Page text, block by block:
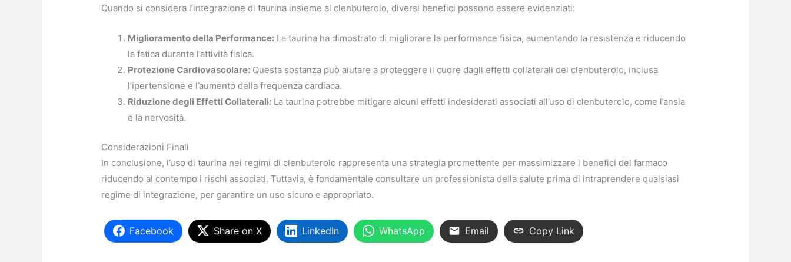
Quando si considera l’integrazione di taurina insieme al clenbuterolo, diversi benefici possono essere evidenziati:
Miglioramento della Performance: La taurina ha dimostrato di migliorare la performance fisica, aumentando la resistenza e riducendo
la fatica durante l’attività fisica.
Protezione Cardiovascolare: Questa sostanza può aiutare a proteggere il cuore dagli effetti collaterali del clenbuterolo, inclusa
l’ipertensione e l’aumento della frequenza cardiaca.
Riduzione degli Effetti Collaterali: La taurina potrebbe mitigare alcuni effetti indesiderati associati all’uso di clenbuterolo, come l’ansia
e la nervosità.
Considerazioni Finali
In conclusione, l’uso di taurina nei regimi di clenbuterolo rappresenta una strategia promettente per massimizzare i benefici del farmaco
riducendo al contempo i rischi associati. Tuttavia, è fondamentale consultare un professionista della salute prima di intraprendere qualsiasi
regime di integrazione, per garantire un uso sicuro e appropriato.
Facebook Share on X LinkedIn WhatsApp Email Copy Link